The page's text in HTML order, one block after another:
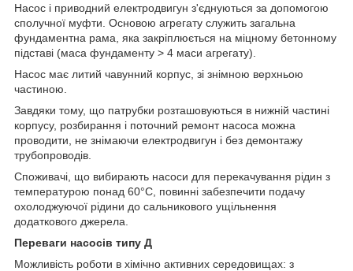
Насос і приводний електродвигун з'єднуються за допомогою
сполучної муфти. Основою агрегату служить загальна
фундаментна рама, яка закріплюється на міцному бетонному
підставі (маса фундаменту > 4 маси агрегату).
Насос має литий чавунний корпус, зі знімною верхньою
частиною.
Завдяки тому, що патрубки розташовуються в нижній частині
корпусу, розбирання і поточний ремонт насоса можна
проводити, не знімаючи електродвигун і без демонтажу
трубопроводів.
Споживачі, що вибирають насоси для перекачування рідин з
температурою понад 60°С, повинні забезпечити подачу
охолоджуючої рідини до сальникового ущільнення
додаткового джерела.
Переваги насосів типу Д
Можливість роботи в хімічно активних середовищах: з